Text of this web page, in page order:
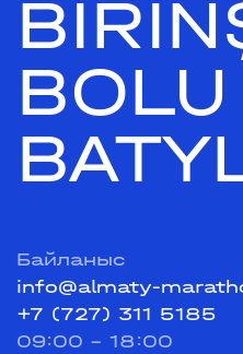
BOLU
Байланыс
info@almaty-
+7 (727) 311 5185
09:00 - 18:00